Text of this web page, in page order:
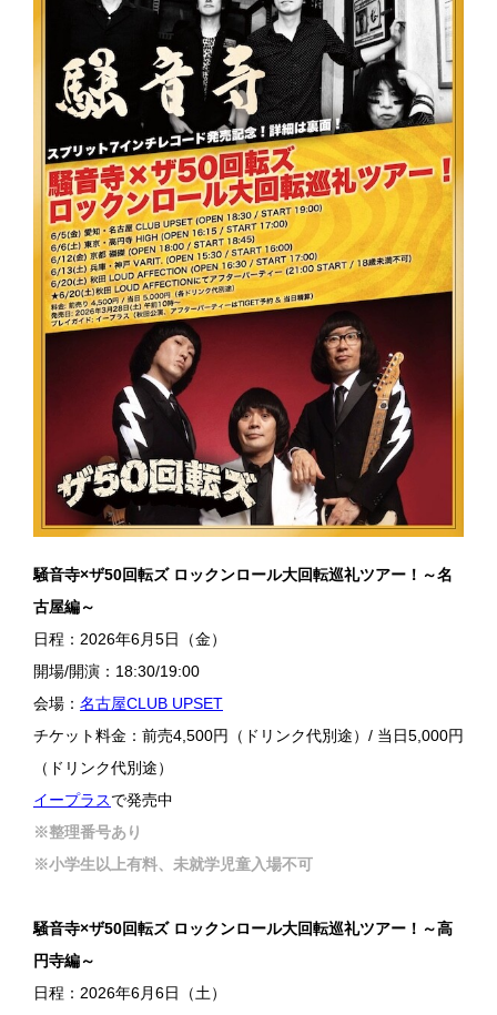
騒音寺×ザ50回転ズ ロックンロール大回転巡礼ツアー！～名
古屋編～
日程：2026年6月5日（金）
開場/開演：18:30/19:00
会場： 名古屋CLUB UPSET
チケット料金：前売4,500円（ドリンク代別途）/ 当日5,000円
（ドリンク代別途）
イープラスで発売中
※整理番号あり
※小学生以上有料、未就学児童入場不可
騒音寺×ザ50回転ズ ロックンロール大回転巡礼ツアー！～高
円寺編～
日程：2026年6月6日（土）